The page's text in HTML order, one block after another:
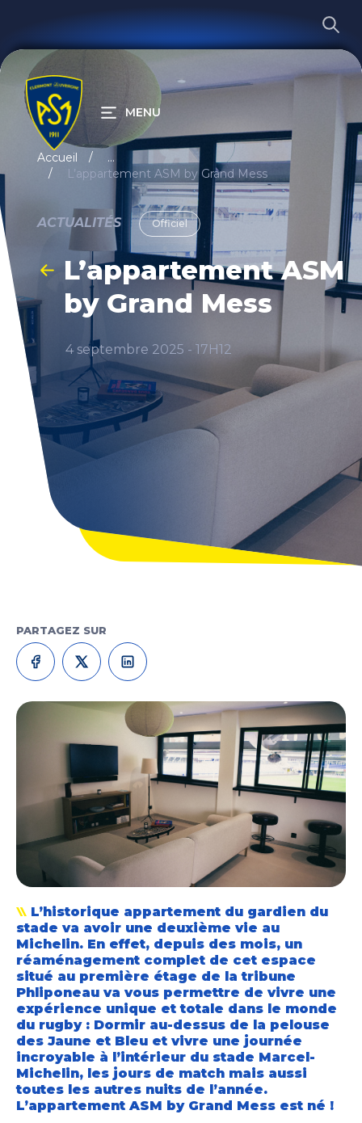
RECHERCHER
MENU
Accueil
...
L’appartement ASM by Grand Mess
ACTUALITÉS Officiel
L’appartement ASM
by Grand Mess
4 septembre 2025 - 17H12
PARTAGEZ SUR
L’historique appartement du gardien du
stade va avoir une deuxième vie au
Michelin. En effet, depuis des mois, un
réaménagement complet de cet espace
situé au première étage de la tribune
Phliponeau va vous permettre de vivre une
expérience unique et totale dans le monde
du rugby : Dormir au-dessus de la pelouse
des Jaune et Bleu et vivre une journée
incroyable à l’intérieur du stade Marcel-
Michelin, les jours de match mais aussi
toutes les autres nuits de l’année.
L’appartement ASM by Grand Mess est né !